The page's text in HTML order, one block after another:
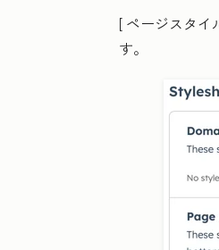
[ ページスタイ
す。